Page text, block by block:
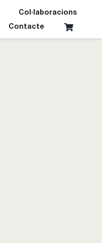
Col·laboracions
Contacte